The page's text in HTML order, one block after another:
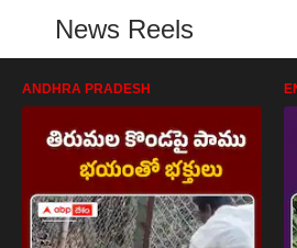
News Reels
ANDHRA PRADESH